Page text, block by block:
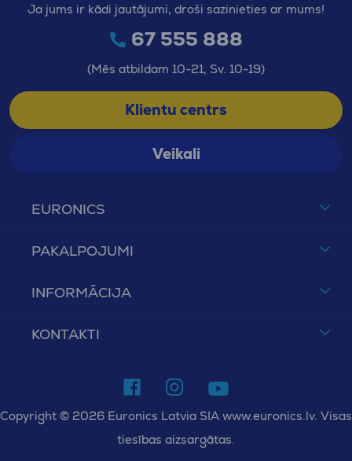
EURONICS
PAKALPOJUMI
INFORMĀCIJA
KONTAKTI
Ja jums ir kādi jautājumi, droši sazinieties ar mums!
67 555 888
(Mēs atbildam 10-21, Sv. 10-19)
Klientu centrs
Veikali
Copyright © 2026 Euronics Latvia SIA www.euronics.lv. Visas
tiesības aizsargātas.